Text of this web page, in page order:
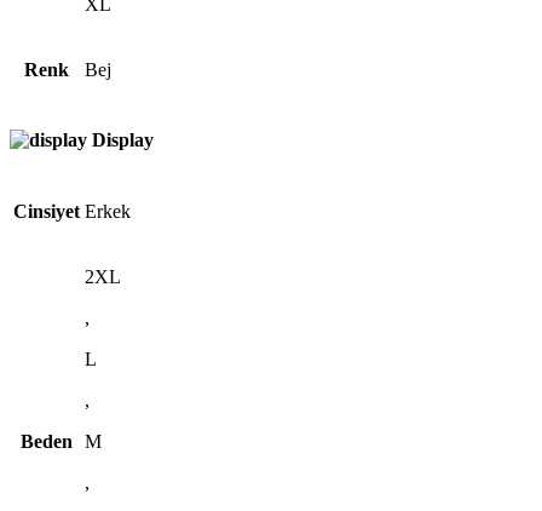
XL
Renk Bej
Display
Cinsiyet Erkek
Beden
2XL
,
L
,
M
,